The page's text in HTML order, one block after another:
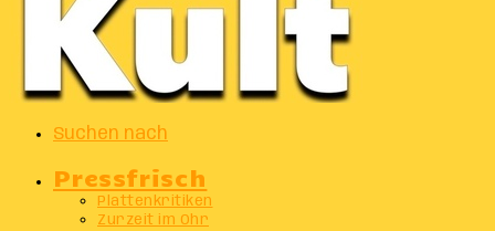
Suchen nach
Pressfrisch
Plattenkritiken
Zurzeit im Ohr